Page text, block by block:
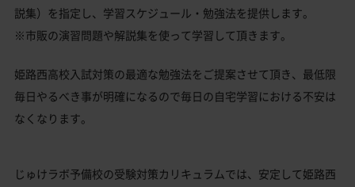
説集）を指定し、学習スケジュール・勉強法を提供します。
※市販の演習問題や解説集を使って学習して頂きます。
姫路西高校入試対策の最適な勉強法をご提案させて頂き、最低限
毎日やるべき事が明確になるので毎日の自宅学習における不安は
なくなります。
じゅけラボ予備校の受験対策カリキュラムでは、安定して姫路西